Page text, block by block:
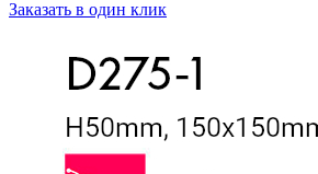
Заказать в один клик